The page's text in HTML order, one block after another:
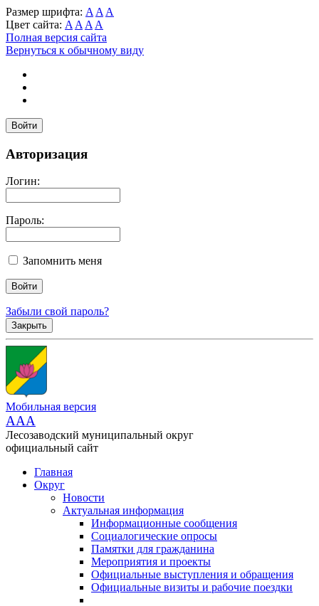
Размер шрифта: A A A
Цвет сайта: A A A A
Полная версия сайта
Вернуться к обычному виду
Войти
Авторизация
Логин:
Пароль:
Запомнить меня
Забыли свой пароль?
Закрыть
Мобильная версия
AAA
Лесозаводский муниципальный округ
официальный сайт
Главная
Округ
Новости
Актуальная информация
Информационные сообщения
Социалогические опросы
Памятки для гражданина
Мероприятия и проекты
Официальные выступления и обращения
Официальные визиты и рабочие поездки